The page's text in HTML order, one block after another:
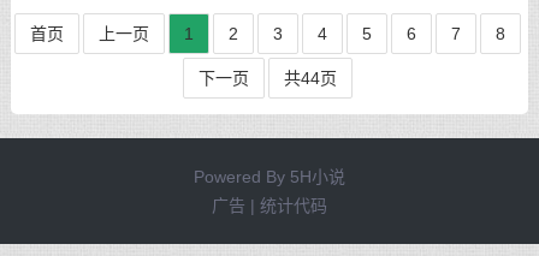
首页 上一页 1 2 3 4 5 6 7 8
下一页 共44页
Powered By 5H小说
广告 | 统计代码